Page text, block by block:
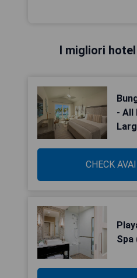
I migliori
- All
CHECK
Spa